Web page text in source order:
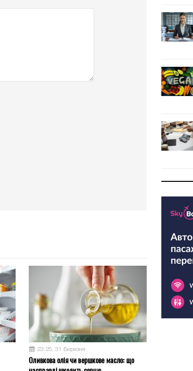
23:25, 31 Березня
Оливкова олія чи вершкове масло: що